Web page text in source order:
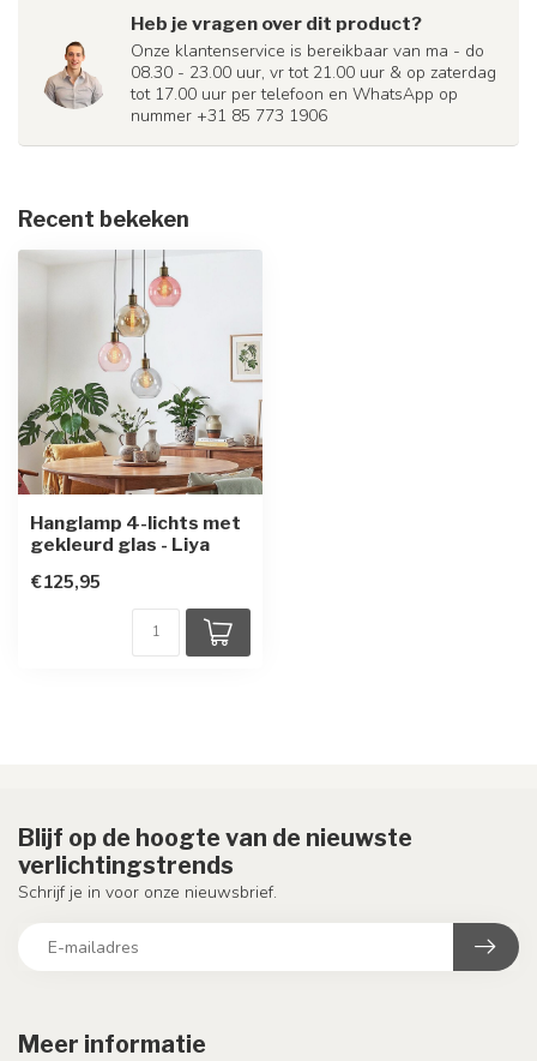
Heb je vragen over dit product?
Onze klantenservice is bereikbaar van ma - do
08.30 - 23.00 uur, vr tot 21.00 uur & op zaterdag
tot 17.00 uur per telefoon en WhatsApp op
nummer +31 85 773 1906
Recent bekeken
Hanglamp 4-lichts met
gekleurd glas - Liya
€125,95
Meer informatie
Blijf op de hoogte van de nieuwste
verlichtingstrends
Schrijf je in voor onze nieuwsbrief.